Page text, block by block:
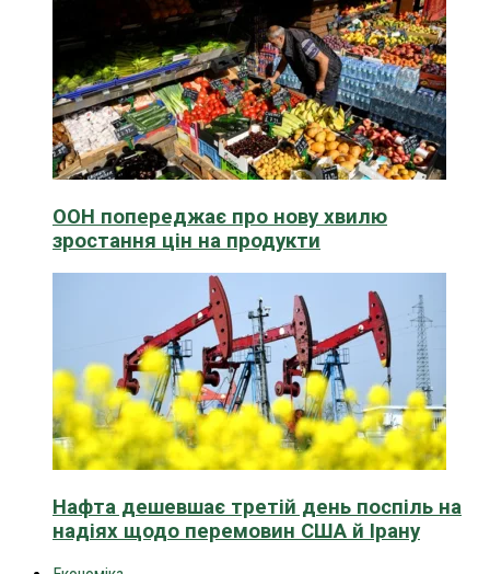
ООН попереджає про нову хвилю
зростання цін на продукти
Нафта дешевшає третій день поспіль на
надіях щодо перемовин США й Ірану